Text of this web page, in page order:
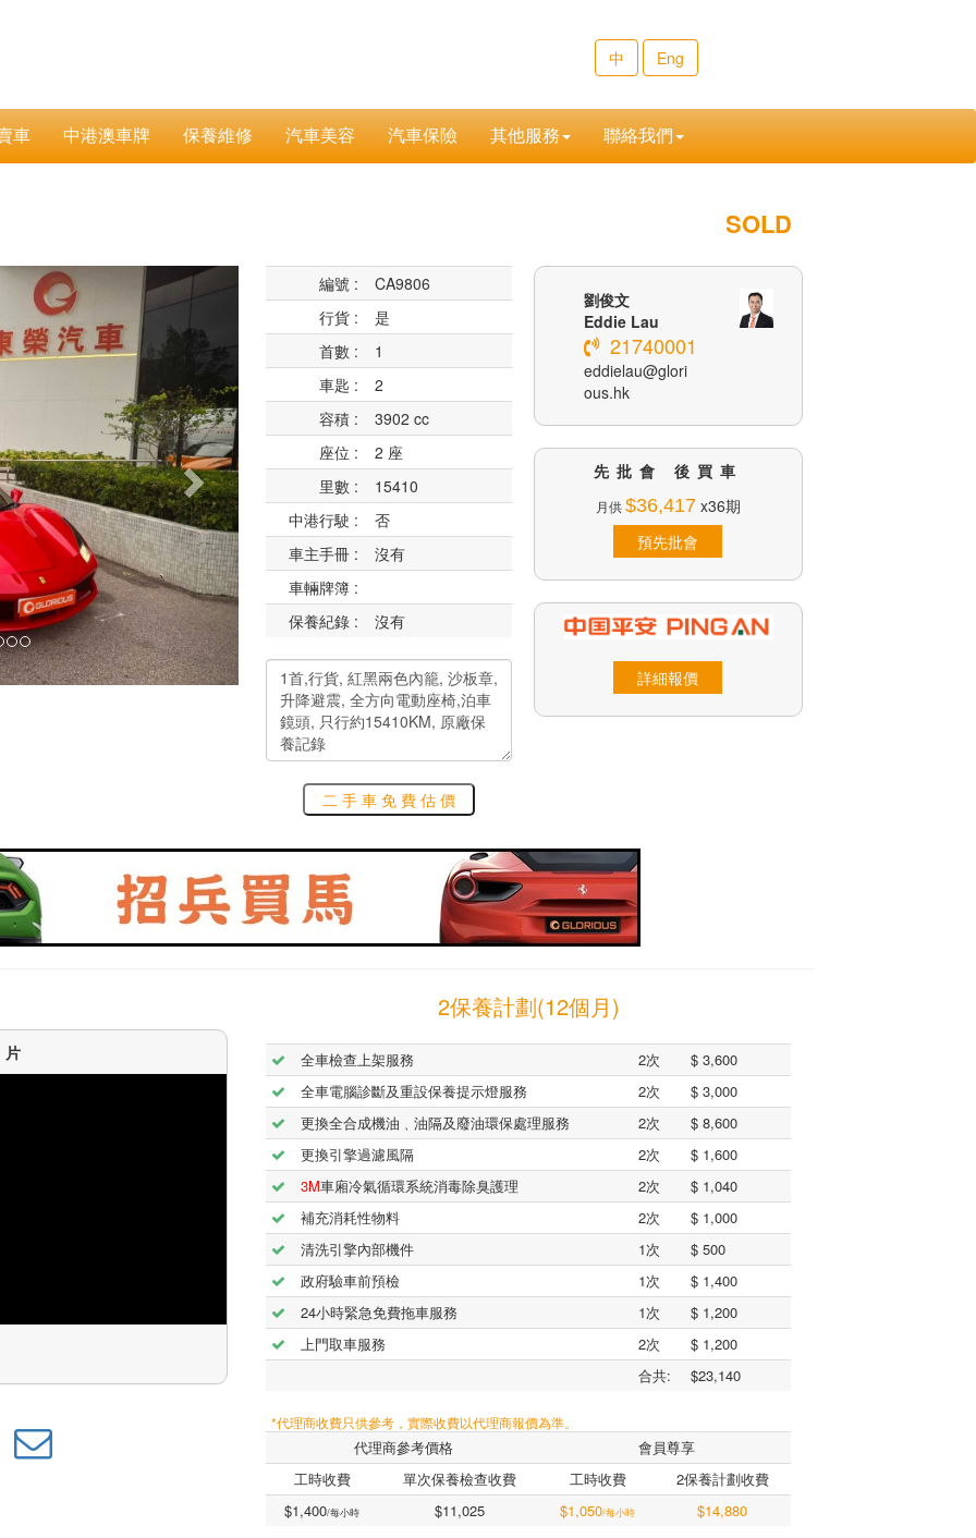
中 Eng
車 中港澳車牌 保養維修 汽車美容 汽車保險 其他服務 聯絡我們
SOLD
Next 編號 :
CA9806
行貨 :
是
首數 :
1
車匙 :
2
容積 :
3902 cc
座位 :
2 座
里數 :
15410
中港行駛 :
否
車主手冊 :
沒有
車輛牌簿 :
保養紀錄 :
沒有
二 手 車 免 費 估 價
劉俊文
Eddie Lau
21740001
eddielau@glori
ous.hk
先批會 後買車
月供$36,417x36期
預先批會
詳細報價
2保養計劃(12個月)
全車檢查上架服務 2次
$ 3,600
全車電腦診斷及重設保養提示燈服務
2次
$ 3,000
更換全合成機油﹑油隔及廢油環保處理服務
2次
$ 8,600
更換引擎過濾風隔
2次
$ 1,600
3M車廂冷氣循環系統消毒除臭護理 2次
$ 1,040
補充消耗性物料
2次
$ 1,000
清洗引擎內部機件
1次
$ 500
政府驗車前預檢
1次
$ 1,400
24小時緊急免費拖車服務
1次
$ 1,200
上門取車服務
2次
$ 1,200
合共:
$23,140
*代理商收費只供參考，實際收費以代理商報價為準。
代理商參考價格
會員尊享
工時收費
單次保養檢查收費 工時收費
2保養計劃收費
$1,400/每小時 $11,025 $1,050/每小時 $14,880